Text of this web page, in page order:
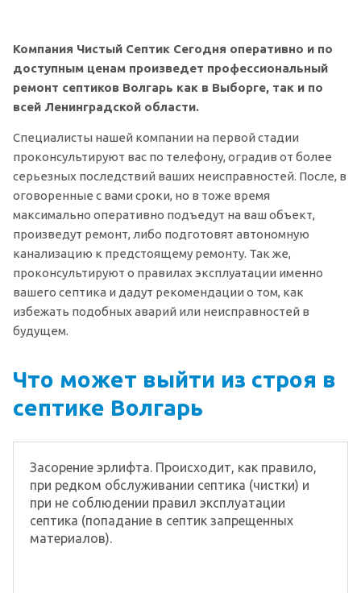
Компания Чистый Септик Сегодня оперативно и по
доступным ценам произведет профессиональный
ремонт септиков Волгарь как в Выборге, так и по
всей Ленинградской области.
Специалисты нашей компании на первой стадии
проконсультируют вас по телефону, оградив от более
серьезных последствий ваших неисправностей. После, в
оговоренные с вами сроки, но в тоже время
максимально оперативно подъедут на ваш объект,
произведут ремонт, либо подготовят автономную
канализацию к предстоящему ремонту. Так же,
проконсультируют о правилах эксплуатации именно
вашего септика и дадут рекомендации о том, как
избежать подобных аварий или неисправностей в
будущем.
Что может выйти из строя в
септике Волгарь
Засорение эрлифта. Происходит, как правило,
при редком обслуживании септика (чистки) и
при не соблюдении правил эксплуатации
септика (попадание в септик запрещенных
материалов).